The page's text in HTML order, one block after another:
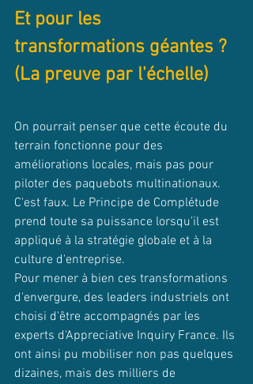
Et pour les
transformations géantes ?
(La preuve par l'échelle)
On pourrait penser que cette écoute du
terrain fonctionne pour des
améliorations locales, mais pas pour
piloter des paquebots multinationaux.
C'est faux. Le Principe de Complétude
prend toute sa puissance lorsqu'il est
appliqué à la stratégie globale et à la
culture d'entreprise.
Pour mener à bien ces transformations
d'envergure, des leaders industriels ont
choisi d'être accompagnés par les
experts d'Appreciative Inquiry France. Ils
ont ainsi pu mobiliser non pas quelques
dizaines, mais des milliers de